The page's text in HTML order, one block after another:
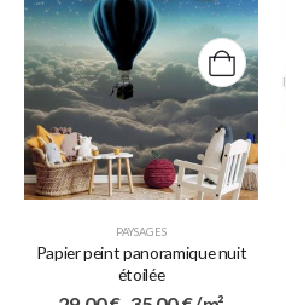
PAYSAGES
Papier peint panoramique nuit
étoilée